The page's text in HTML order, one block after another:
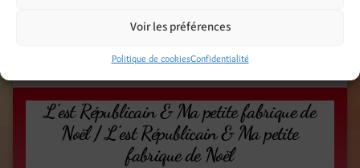
Voir les préférences
Politique de cookiesConfidentialité
série TV sorcières TV series
L’est Républicain & Ma petite fabrique de
Noël / L’est Républicain & Ma petite
fabrique de Noël